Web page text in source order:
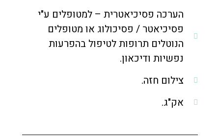
הערכה פסיכיאטרית – למטופלים ע"י
פסיכיאטר / פסיכולוג או מטופלים
הנוטלים תרופות לטיפול בהפרעות
נפשיות ודיכאון.
צילום חזה.
אק"ג.